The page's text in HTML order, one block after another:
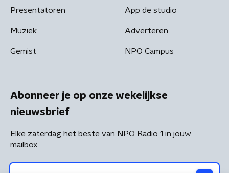
Presentatoren
Muziek
Gemist
App de studio
Adverteren
NPO Campus
Abonneer je op onze wekelijkse
nieuwsbrief
Elke zaterdag het beste van NPO Radio 1 in jouw
mailbox